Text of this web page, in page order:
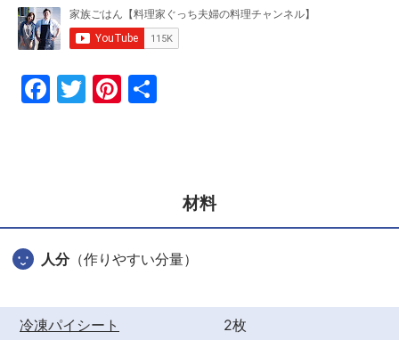
F
o
o
T
Pi
材料
人分（作りやすい分量）
冷凍パイシート
2枚